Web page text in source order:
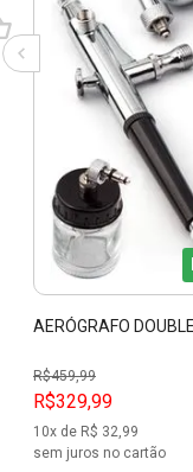
AERÓGRAFO
R$459,99
R$329,99
10x de R$ 32,99
sem juros no cartão